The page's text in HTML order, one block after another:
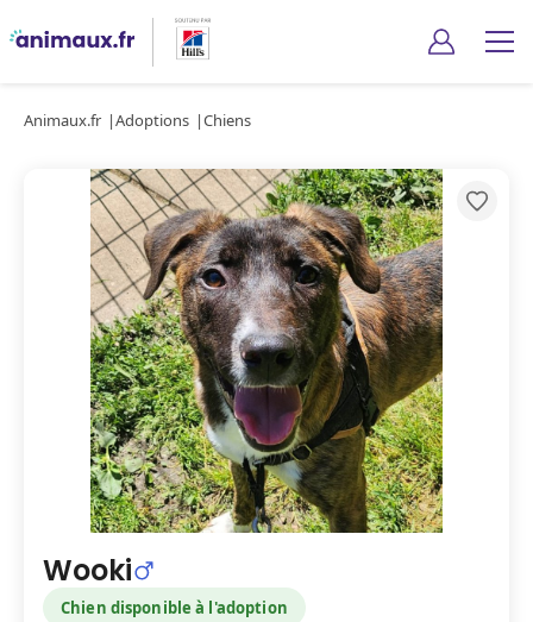
Animaux.fr Adoptions Chiens
Wooki
Chien disponible à l'adoption